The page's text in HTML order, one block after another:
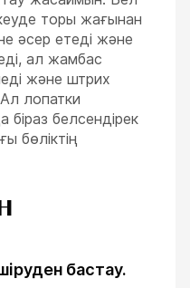
торы жағынан
әсер етеді және
ал жамбас
және штрих
Ал лопатки
белсендірек
бөліктің
бастау.